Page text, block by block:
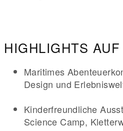
HIGHLIGHTS
Maritimes
Design und
Kinderfreundliche
Science Camp,